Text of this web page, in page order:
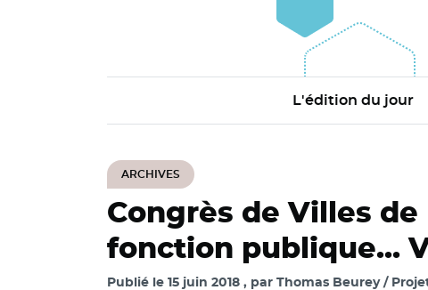
L'édition du jour
ARCHIVES
Congrès de Villes de
fonction publique...
Publié le 15 juin 2018 par Thomas Beurey /